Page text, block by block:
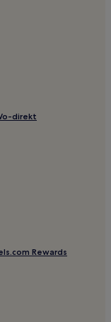
direkt
Rewards